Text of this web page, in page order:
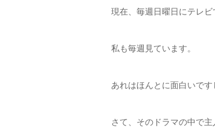
現在、毎週日曜日にテレビ
私も毎週見ています。
あれはほんとに面白いです
さて、そのドラマの中で